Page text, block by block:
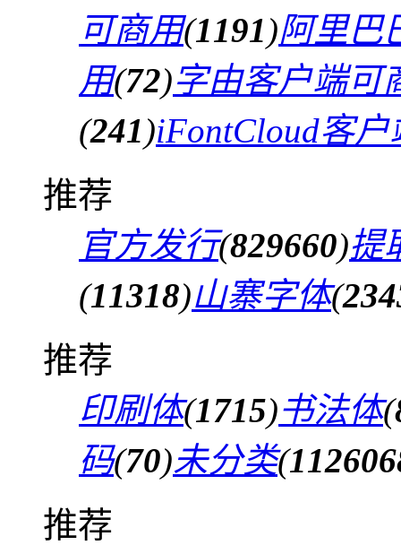
可商用(1191)阿里巴
用(72)字由客户端可
(241)iFontCloud客
推荐
官方发行(829660)提
(11318)山寨字体(
推荐
印刷体(1715)书法体(
码(70)未分类(
推荐